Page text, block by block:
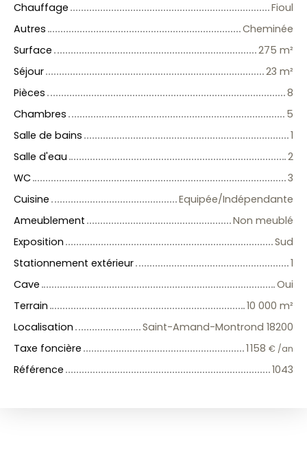
Chauffage
Fioul
Autres
Cheminée
Surface
275 m²
Séjour
23 m²
Pièces
8
Chambres
5
Salle de bains
1
Salle d'eau
2
WC
3
Cuisine
Equipée/Indépendante
Ameublement
Non meublé
Exposition
Sud
Stationnement extérieur
1
Cave
Oui
Terrain
10 000 m²
Localisation
Saint-Amand-Montrond 18200
Taxe foncière
1 158 € /an
Référence 1043